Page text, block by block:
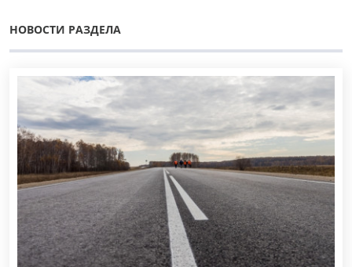
НОВОСТИ РАЗДЕЛА